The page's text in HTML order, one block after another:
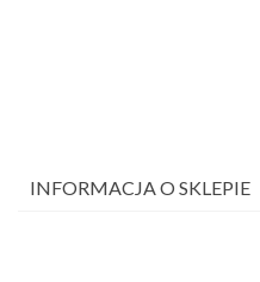
INFORMACJA O SKLEPIE